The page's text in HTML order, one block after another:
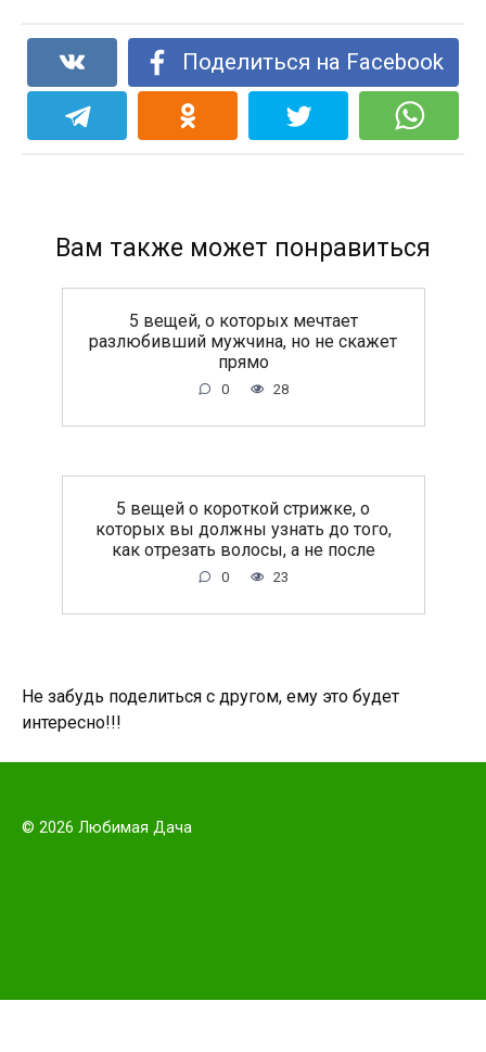
Поделиться на Facebook
Вам также может понравиться
5 вещей, о которых мечтает
разлюбивший мужчина, но не скажет
прямо
0 28
5 вещей о короткой стрижке, о
которых вы должны узнать до того,
как отрезать волосы, а не после
0 23
Не забудь поделиться с другом, ему это будет
интересно!!!
© 2026 Любимая Дача